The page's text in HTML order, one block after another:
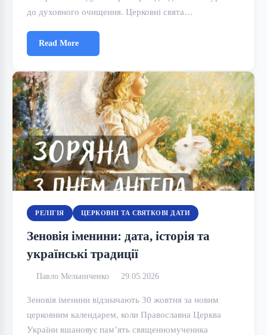
до духовного очищення. Церковні свята…
Read More
РЕЛІГІЯ ЦЕРКОВНІ ТА СВЯТКОВІ ДАТИ
Зеновія іменини: дата, історія та
українські традиції
Павло Мельниченко 29.05.2026
Зеновія іменини відзначають 30 жовтня за новим
церковним календарем, коли Православна Церква
України вшановує пам’ять священномученика